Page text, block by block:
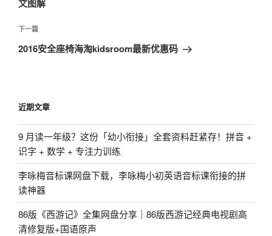
航
章
文图解
下
一
下一篇
2016安全座椅海淘kidsroom最新优惠码
近期文章
9 月读一年级？这份「幼小衔接」全套资料赶紧存！拼音 +
识字 + 数学 + 专注力训练
李咏梅音标课网盘下载，李咏梅小初英语音标课衔接的拼
读神器
86版《西游记》全集网盘分享｜86版西游记经典电视剧高
清修复版+国语原声